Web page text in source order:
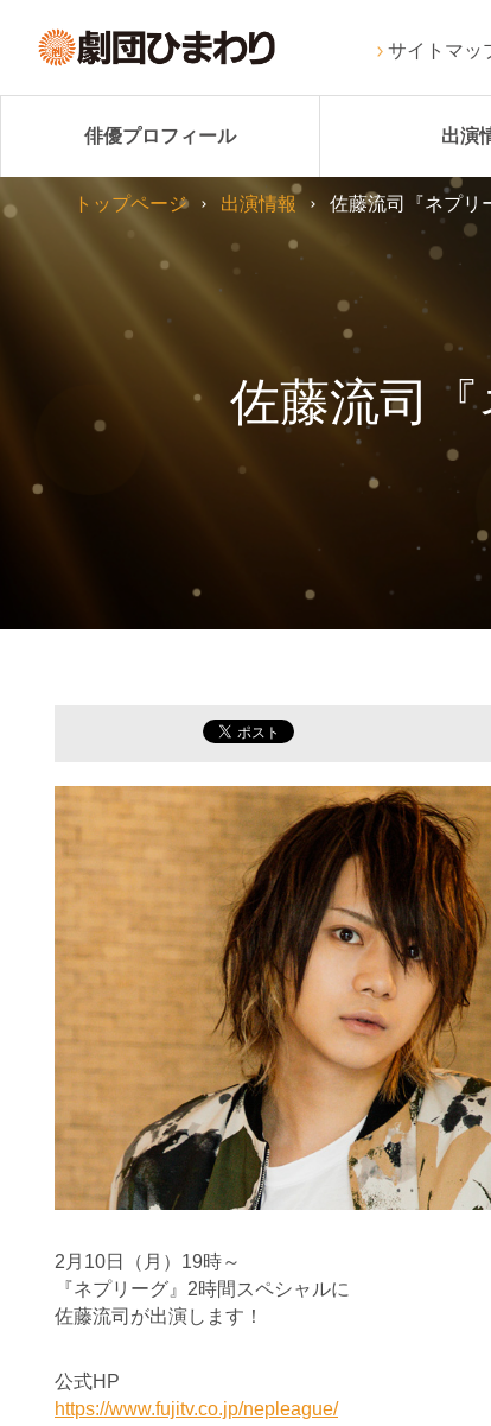
サイトマッ
俳優プロフィール 出演
佐藤流司
トップページ 出演情報 佐藤流司『ネプリ
2月10日（月）19時～
『ネプリーグ』2時間スペシャルに
佐藤流司が出演します！
公式HP
https://www.fujitv.co.jp/nepleague/